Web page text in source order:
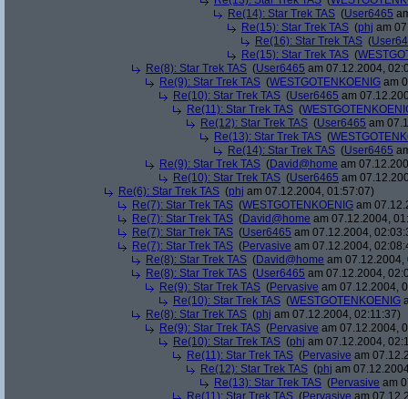
Re(14): Star Trek TAS (User6465
Re(15): Star Trek TAS (phj am
Re(16): Star Trek TAS (
Re(15): Star Trek TAS (
Re(8): Star Trek TAS (User6465 am 07.12.2004,
Re(9): Star Trek TAS (WESTGOTENKOENIG am
Re(10): Star Trek TAS (User6465 am
Re(11): Star Trek TAS (
Re(12): Star Trek TAS (User6465 am
Re(13): Star Trek TAS (
Re(14): Star Trek TAS (User6465
Re(9): Star Trek TAS (David@home am
Re(10): Star Trek TAS (User6465 am
Re(6): Star Trek TAS (phj am 07.12.2004, 01:57:07)
Re(7): Star Trek TAS (WESTGOTENKOENIG am
Re(7): Star Trek TAS (David@home am 07.12.2004,
Re(7): Star Trek TAS (User6465 am 07.12.2004,
Re(7): Star Trek TAS (Pervasive am 07.12.2004,
Re(8): Star Trek TAS (David@home am 07.12.2004,
Re(8): Star Trek TAS (User6465 am 07.12.2004,
Re(9): Star Trek TAS (Pervasive am 07.12.2004,
Re(10): Star Trek TAS (WESTGOTENKOENIG
Re(8): Star Trek TAS (phj am 07.12.2004, 02:11:37)
Re(9): Star Trek TAS (Pervasive am 07.12.2004,
Re(10): Star Trek TAS (phj am 07.12.2004,
Re(11): Star Trek TAS (Pervasive am
Re(12): Star Trek TAS (phj am
Re(13): Star Trek TAS (Pervasive am
Re(11): Star Trek TAS (Pervasive am